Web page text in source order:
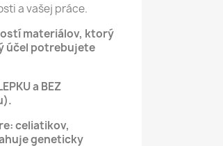
a vašej práce.
materiálov, ktorý
účel potrebujete
a BEZ
celiatikov,
geneticky